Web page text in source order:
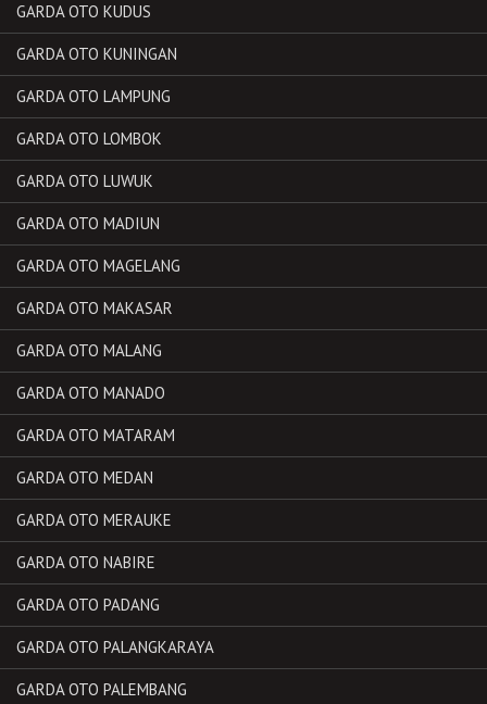
GARDA OTO KUDUS
GARDA OTO KUNINGAN
GARDA OTO LAMPUNG
GARDA OTO LOMBOK
GARDA OTO LUWUK
GARDA OTO MADIUN
GARDA OTO MAGELANG
GARDA OTO MAKASAR
GARDA OTO MALANG
GARDA OTO MANADO
GARDA OTO MATARAM
GARDA OTO MEDAN
GARDA OTO MERAUKE
GARDA OTO NABIRE
GARDA OTO PADANG
GARDA OTO PALANGKARAYA
GARDA OTO PALEMBANG